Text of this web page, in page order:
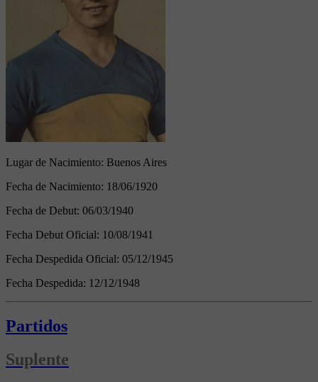
Lugar de Nacimiento: Buenos Aires
Fecha de Nacimiento: 18/06/1920
Fecha de Debut: 06/03/1940
Fecha Debut Oficial: 10/08/1941
Fecha Despedida Oficial: 05/12/1945
Fecha Despedida: 12/12/1948
Partidos
Suplente